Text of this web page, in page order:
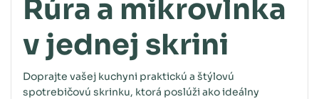
Rúra a mikrovlnka
v jednej skrini
Doprajte vašej kuchyni praktickú a štýlovú
spotrebičovú skrinku, ktorá poslúži ako ideálny